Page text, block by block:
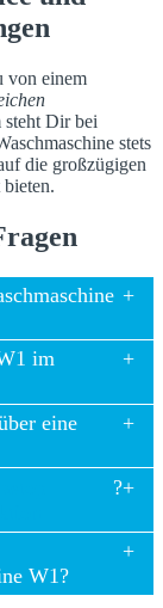
von einem
steht Dir bei
stets
die großzügigen
im
eine
?
W1?